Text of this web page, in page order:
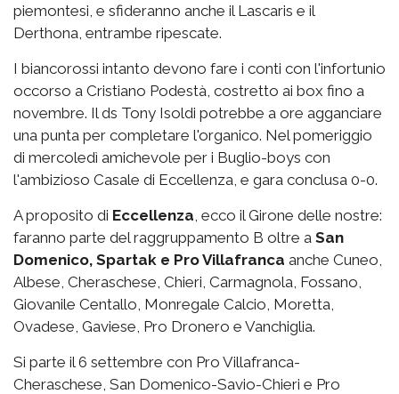
piemontesi, e sfideranno anche il Lascaris e il
Derthona, entrambe ripescate.
I biancorossi intanto devono fare i conti con l'infortunio
occorso a Cristiano Podestà, costretto ai box fino a
novembre. Il ds Tony Isoldi potrebbe a ore agganciare
una punta per completare l'organico. Nel pomeriggio
di mercoledì amichevole per i Buglio-boys con
l'ambizioso Casale di Eccellenza, e gara conclusa 0-0.
A proposito di Eccellenza , ecco il Girone delle nostre:
faranno parte del raggruppamento B oltre a San
Domenico, Spartak e Pro Villafranca anche Cuneo,
Albese, Cheraschese, Chieri, Carmagnola, Fossano,
Giovanile Centallo, Monregale Calcio, Moretta,
Ovadese, Gaviese, Pro Dronero e Vanchiglia.
Si parte il 6 settembre con Pro Villafranca-
Cheraschese, San Domenico-Savio-Chieri e Pro